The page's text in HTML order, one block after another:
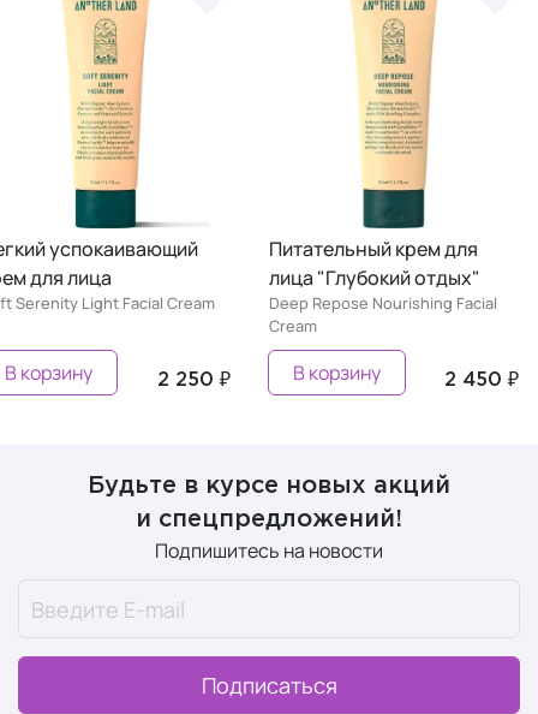
успокаивающий
для лица
Serenity Light Facial Cream
2 250 ₽
В корзину
Питательный крем для
лица "Глубокий отдых"
Deep Repose Nourishing Facial
Cream
2 450 ₽
В корзину
Будьте в курсе новых акций
и спецпредложений!
Подпишитесь на новости
Подписаться